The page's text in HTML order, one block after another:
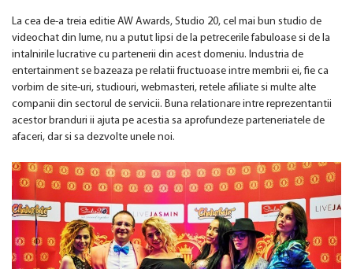
La cea de-a treia editie AW Awards, Studio 20, cel mai bun studio de
videochat din lume, nu a putut lipsi de la petrecerile fabuloase si de la
intalnirile lucrative cu partenerii din acest domeniu. Industria de
entertainment se bazeaza pe relatii fructuoase intre membrii ei, fie ca
vorbim de site-uri, studiouri, webmasteri, retele afiliate si multe alte
companii din sectorul de servicii. Buna relationare intre reprezentantii
acestor branduri ii ajuta pe acestia sa aprofundeze parteneriatele de
afaceri, dar si sa dezvolte unele noi.